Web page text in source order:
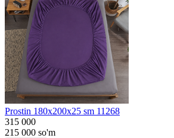
Prostin 180x200x25 sm 11268
315 000
215 000 so'm